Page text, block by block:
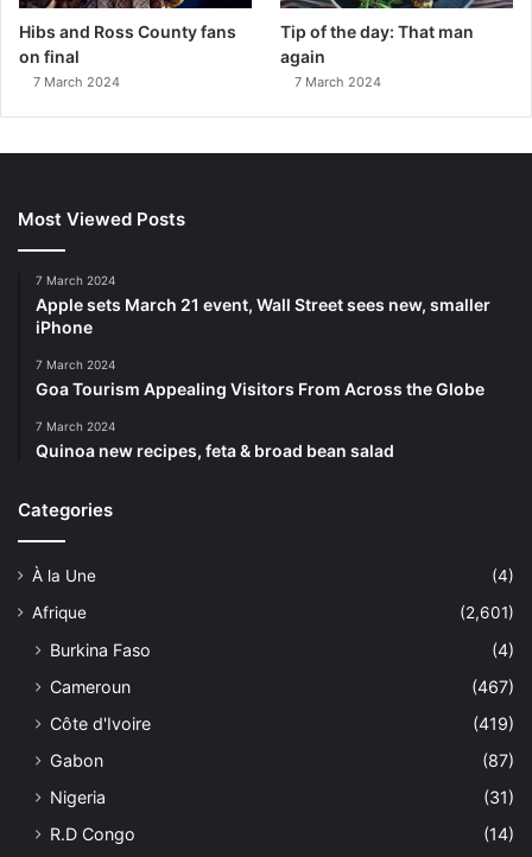
Hibs and Ross County fans
on final
7 March 2024
Tip of the day: That man
again
7 March 2024
Most Viewed Posts
7 March 2024
Apple sets March 21 event, Wall Street sees new, smaller
iPhone
7 March 2024
Goa Tourism Appealing Visitors From Across the Globe
7 March 2024
Quinoa new recipes, feta & broad bean salad
Categories
À la Une
(4)
Afrique
(2,601)
Burkina Faso
(4)
Cameroun
(467)
Côte d'Ivoire
(419)
Gabon
(87)
Nigeria
(31)
R.D Congo
(14)